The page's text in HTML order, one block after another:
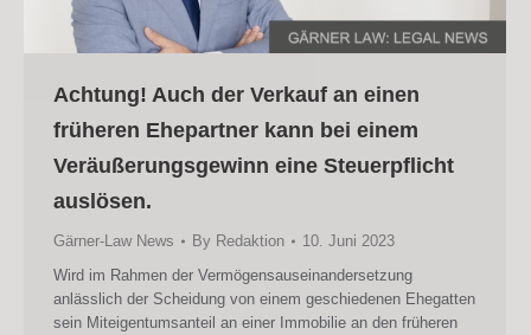
Achtung! Auch der Verkauf an einen
früheren Ehepartner kann bei einem
Veräußerungsgewinn eine Steuerpflicht
auslösen.
Gärner-Law News By Redaktion
10. Juni 2023
Wird im Rahmen der Vermögensauseinandersetzung
anlässlich der Scheidung von einem geschiedenen Ehegatten
sein Miteigentumsanteil an einer Immobilie an den früheren